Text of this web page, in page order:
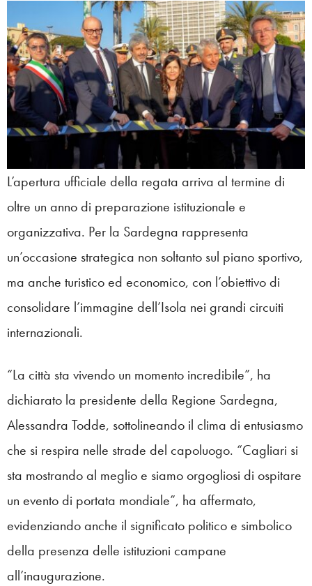
L’apertura ufficiale della regata arriva al termine di
oltre un anno di preparazione istituzionale e
organizzativa. Per la Sardegna rappresenta
un’occasione strategica non soltanto sul piano sportivo,
ma anche turistico ed economico, con l’obiettivo di
consolidare l’immagine dell’Isola nei grandi circuiti
internazionali.
“La città sta vivendo un momento incredibile”, ha
dichiarato la presidente della Regione Sardegna,
Alessandra Todde, sottolineando il clima di entusiasmo
che si respira nelle strade del capoluogo. “Cagliari si
sta mostrando al meglio e siamo orgogliosi di ospitare
un evento di portata mondiale”, ha affermato,
evidenziando anche il significato politico e simbolico
della presenza delle istituzioni campane
all’inaugurazione.